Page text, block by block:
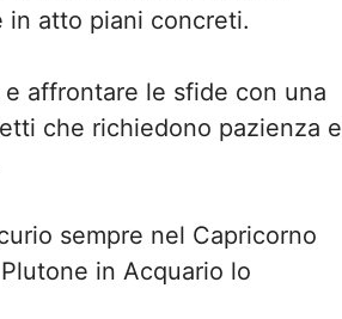
in atto piani concreti.
affrontare le sfide con una
che richiedono pazienza e
sempre nel Capricorno
in Acquario lo